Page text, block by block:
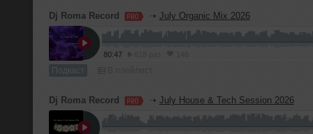
Dj Roma Record ➝ July Organic Mix 2026
80:47
Подкаст
Dj Roma Record ➝ July House & Tech Session 2026